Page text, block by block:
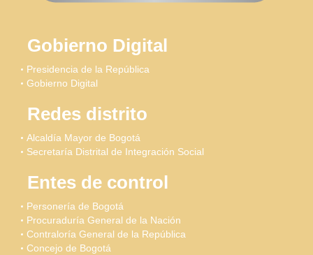
Gobierno Digital
Presidencia de la República
Gobierno Digital
Redes distrito
Alcaldía Mayor de Bogotá
Secretaría Distrital de Integración Social
Entes de control
Personería de Bogotá
Procuraduría General de la Nación
Contraloría General de la República
Concejo de Bogotá